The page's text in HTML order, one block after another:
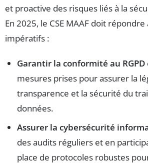
et proactive des risques liés à la
En 2025, le CSE MAAF doit
impératifs :
Garantir la conformité au RGPD
mesures prises pour assurer la
transparence et la sécurité du
données.
Assurer la cybersécurité
des audits réguliers et en
place de protocoles robustes